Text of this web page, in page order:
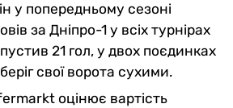
у попередньому сезоні
за Дніпро-1 у всіх турнірах
21 гол, у двох поєдинках
свої ворота сухими.
оцінює вартість